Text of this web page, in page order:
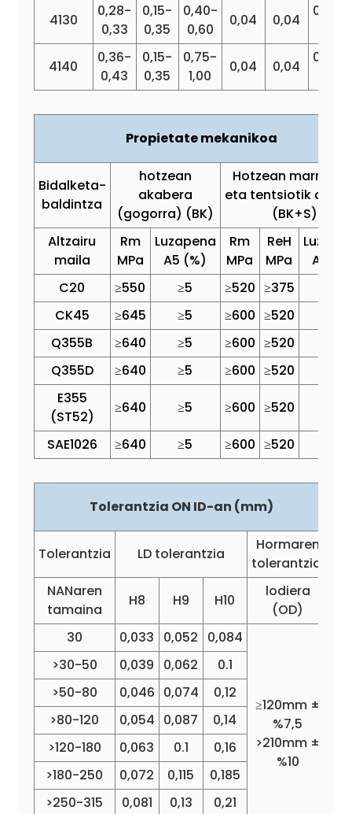
4130
0,28-
0,33
0,15-
0,35
0,40-
0,60
0,04 0,04
0,80-
4140
0,36-
0,43
0,15-
0,35
0,75-
1,00
0,04 0,04
0,80-
Propietate mekanikoa
Bidalketa-
baldintza
hotzean
akabera
(gogorra) (BK)
Hotzean
eta tentsiotik
(BK+S)
Altzairu
maila
Rm
MPa
Luzapena
A5 (%)
Rm
MPa
ReH
MPa
A5
C20
≥550 ≥5 ≥520 ≥375
CK45
≥645 ≥5 ≥600 ≥520
Q355B
≥640 ≥5 ≥600 ≥520
Q355D
≥640 ≥5 ≥600 ≥520
E355
(ST52)
≥640 ≥5 ≥600 ≥520
SAE1026 ≥640 ≥5 ≥600 ≥520
Tolerantzia ON ID-an (mm)
Tolerantzia LD tolerantzia
Hormaren
tolerantzia.
NANaren
tamaina
H8 H9 H10
lodiera
(OD)
30
0,033 0,052 0,084
≥120mm ±
%7,5
>210mm ±
%10
>30-50 0,039 0,062
0.1
>50-80
0,046 0,074
0,12
>80-120
0,054 0,087
0,14
>120-180
0,063 0.1
0,16
>180-250
0,072 0,115
0,185
>250-315
0,081 0,13
0,21